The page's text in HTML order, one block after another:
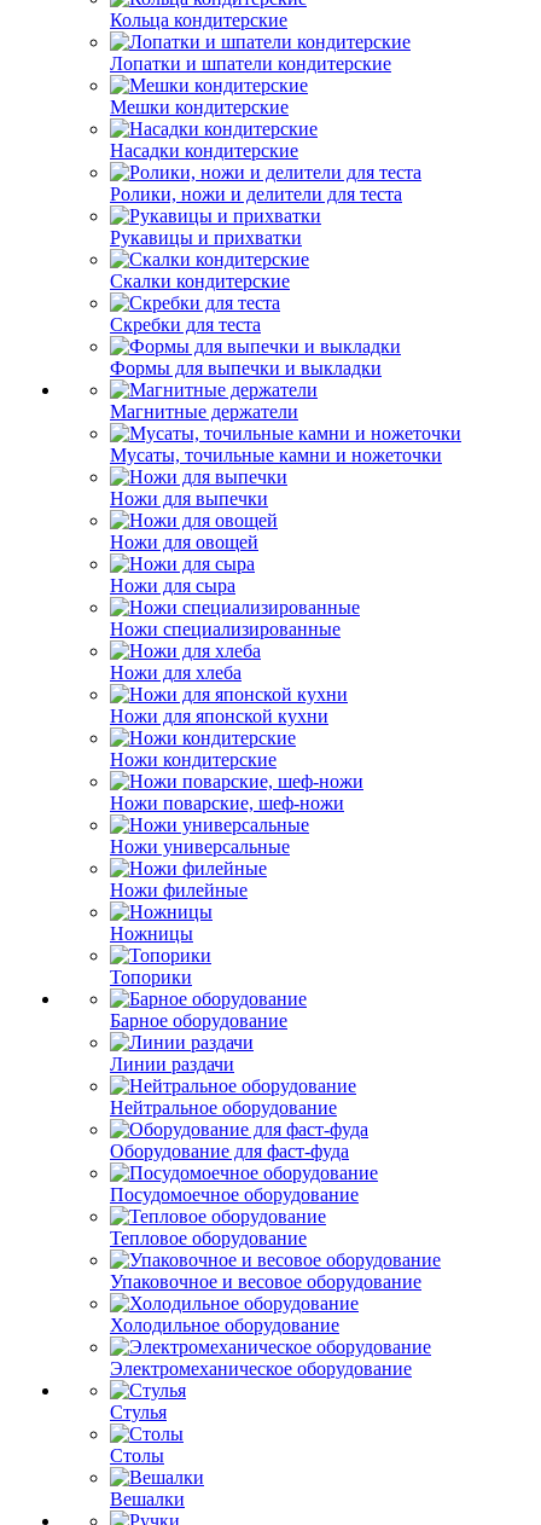
Кольца кондитерские
Лопатки и шпатели кондитерские
Мешки кондитерские
Насадки кондитерские
Ролики, ножи и делители для теста
Рукавицы и прихватки
Скалки кондитерские
Скребки для теста
Формы для выпечки и выкладки
Магнитные держатели
Мусаты, точильные камни и ножеточки
Ножи для выпечки
Ножи для овощей
Ножи для сыра
Ножи специализированные
Ножи для хлеба
Ножи для японской кухни
Ножи кондитерские
Ножи поварские, шеф-ножи
Ножи универсальные
Ножи филейные
Ножницы
Топорики
Барное оборудование
Линии раздачи
Нейтральное оборудование
Оборудование для фаст-фуда
Посудомоечное оборудование
Тепловое оборудование
Упаковочное и весовое оборудование
Холодильное оборудование
Электромеханическое оборудование
Стулья
Столы
Вешалки